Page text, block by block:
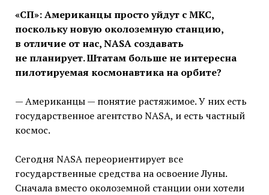
«СП»: Американцы просто уйдут с МКС,
поскольку новую околоземную станцию,
в отличие от нас, NASA создавать
не планирует. Штатам больше не интересна
пилотируемая космонавтика на орбите?
— Американцы — понятие растяжимое. У них есть
государственное агентство NASA, и есть частный
космос.
Сегодня NASA переориентирует все
государственные средства на освоение Луны.
Сначала вместо околоземной станции они хотели